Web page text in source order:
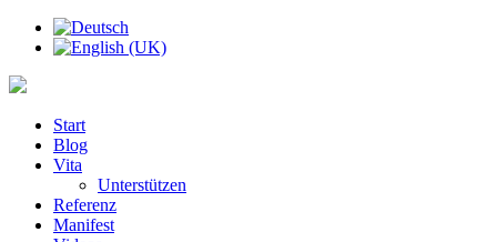
Start
Blog
Vita
Unterstützen
Referenz
Manifest